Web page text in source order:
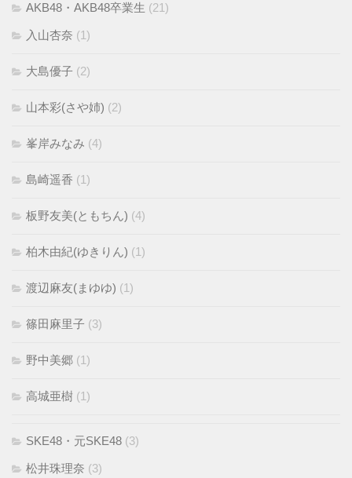
AKB48・AKB48卒業生 (21)
入山杏奈 (1)
大島優子 (2)
山本彩(さや姉) (2)
峯岸みなみ (4)
島崎遥香 (1)
板野友美(ともちん) (4)
柏木由紀(ゆきりん) (1)
渡辺麻友(まゆゆ) (1)
篠田麻里子 (3)
野中美郷 (1)
高城亜樹 (1)
SKE48・元SKE48 (3)
松井珠理奈 (3)